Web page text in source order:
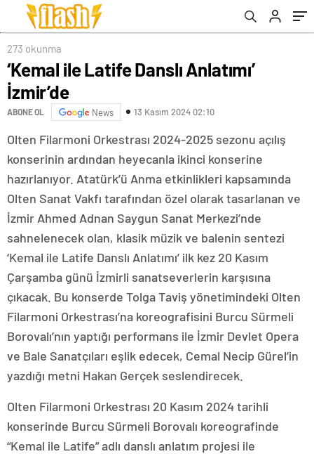
273 okunma
‘Kemal ile Latife Danslı Anlatımı’
İzmir’de
ABONE OL News 13 Kasım 2024 02:10
Olten Filarmoni Orkestrası 2024-2025 sezonu açılış
konserinin ardından heyecanla ikinci konserine
hazırlanıyor. Atatürk’ü Anma etkinlikleri kapsamında
Olten Sanat Vakfı tarafından özel olarak tasarlanan ve
İzmir Ahmed Adnan Saygun Sanat Merkezi’nde
sahnelenecek olan, klasik müzik ve balenin sentezi
‘Kemal ile Latife Danslı Anlatımı’ ilk kez 20 Kasım
Çarşamba günü İzmirli sanatseverlerin karşısına
çıkacak. Bu konserde Tolga Taviş yönetimindeki Olten
Filarmoni Orkestrası’na koreografisini Burcu Sürmeli
Borovalı’nın yaptığı performans ile İzmir Devlet Opera
ve Bale Sanatçıları eşlik edecek, Cemal Necip Gürel’in
yazdığı metni Hakan Gerçek seslendirecek.
Olten Filarmoni Orkestrası 20 Kasım 2024 tarihli
konserinde Burcu Sürmeli Borovalı koreografinde
“Kemal ile Latife” adlı danslı anlatım projesi ile